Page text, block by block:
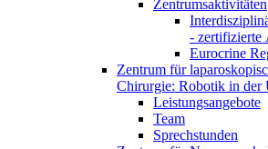
Zentrumsaktivitäten
- zertifizierte
Eurocrine
Zentrum für
Chirurgie: Robotik in der
Leistungsangebote
Team
Sprechstunden